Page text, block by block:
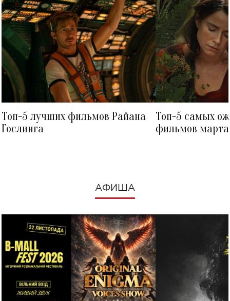
Топ-5 лучших фильмов Райана
Гослинга
Топ-5 самых
фильмов
АФИША